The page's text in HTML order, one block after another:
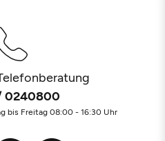
0240800
bis Freitag 08:00 - 16:30 Uhr